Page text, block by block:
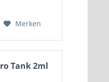
Merken
Tank 2ml